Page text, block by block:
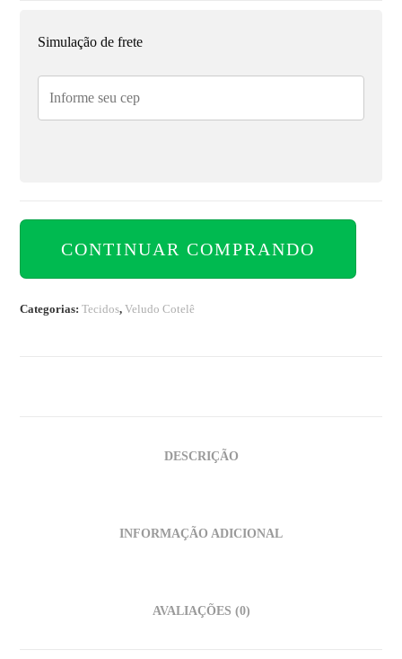
Simulação de frete
CONTINUAR COMPRANDO
Categorias:Tecidos,Veludo Cotelê
DESCRIÇÃO
INFORMAÇÃO ADICIONAL
AVALIAÇÕES (0)